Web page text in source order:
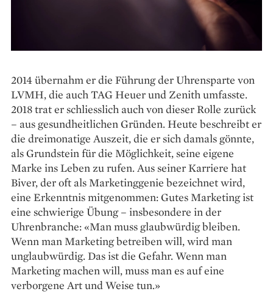
2014 übernahm er die Führung der Uhrensparte von
LVMH, die auch TAG Heuer und Zenith umfasste.
2018 trat er schliesslich auch von dieser Rolle zurück
– aus gesundheitlichen Gründen. Heute beschreibt er
die dreimonatige Auszeit, die er sich damals gönnte,
als Grundstein für die Möglichkeit, seine eigene
Marke ins Leben zu rufen. Aus seiner Karriere hat
Biver, der oft als Marketinggenie bezeichnet wird,
eine Erkenntnis mitgenommen: Gutes Marketing ist
eine schwierige Übung – insbesondere in der
Uhrenbranche: «Man muss glaubwürdig bleiben.
Wenn man Marketing ­betreiben will, wird man
unglaubwürdig. Das ist die ­Gefahr. Wenn man
Marketing machen will, muss man es auf eine
verborgene Art und Weise tun.»